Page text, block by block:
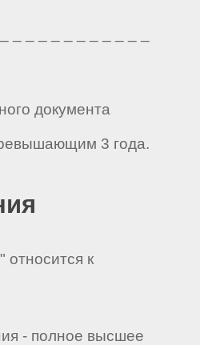
_ _ _ _ _ _ _ _ _ _ _
документа
3 года.
к
- полное высшее